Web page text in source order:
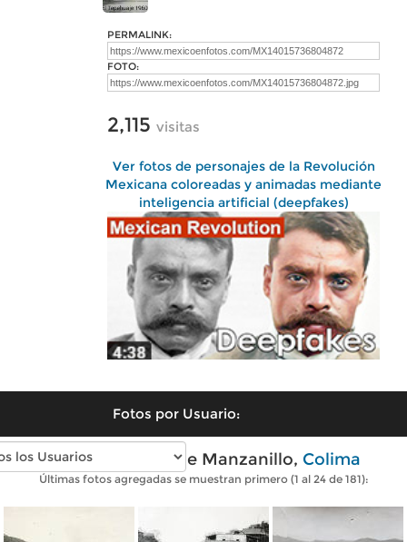
PERMALINK:
FOTO:
2,115 visitas
Ver fotos de personajes de la Revolución
Mexicana coloreadas y animadas mediante
inteligencia artificial (deepfakes)
Fotos por Usuario:
Fotos antiguas de Manzanillo, Colima
Últimas fotos agregadas se muestran primero (1 al 24 de 181):